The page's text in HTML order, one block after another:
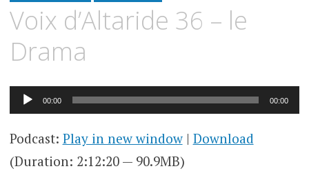
Voix d’Altaride 36 – le
Drama
Lecteur
00:00 00:00
Podcast: Play in new window| Download
(Duration: 2:12:20 — 90.9MB)